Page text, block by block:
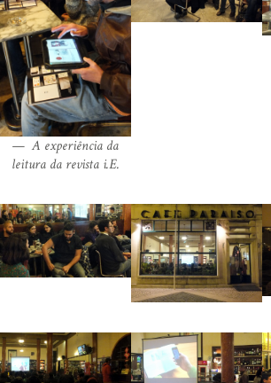
A experiência da
leitura da revista i.E.